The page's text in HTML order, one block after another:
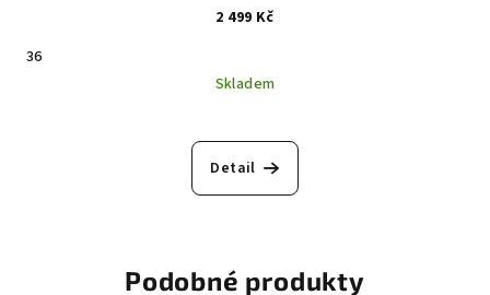
2 499 Kč
36
Skladem
Detail
Podobné produkty